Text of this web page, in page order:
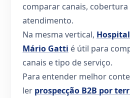
comparar canais,
atendimento.
Na mesma vertical,
Mário Gatti é útil para
canais e tipo de serviço.
Para entender melhor
ler prospecção B2B por